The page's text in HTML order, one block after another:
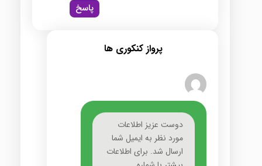
پاسخ
پرواز کنکوری ها
دوست عزیز اطلاعات
مورد نظر به ایمیل شما
ارسال شد. برای اطلاعات